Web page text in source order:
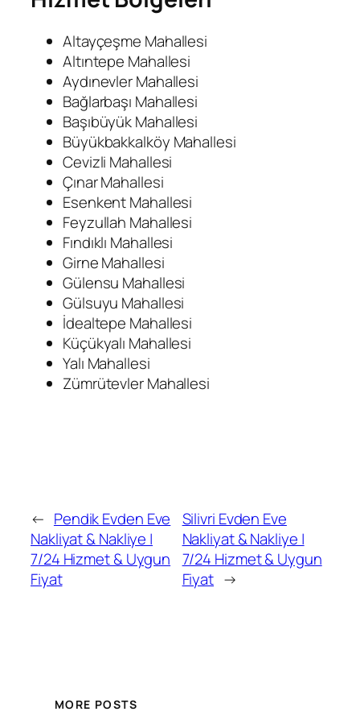
Altayçeşme Mahallesi
Altıntepe Mahallesi
Aydınevler Mahallesi
Bağlarbaşı Mahallesi
Başıbüyük Mahallesi
Büyükbakkalköy Mahallesi
Cevizli Mahallesi
Çınar Mahallesi
Esenkent Mahallesi
Feyzullah Mahallesi
Fındıklı Mahallesi
Girne Mahallesi
Gülensu Mahallesi
Gülsuyu Mahallesi
İdealtepe Mahallesi
Küçükyalı Mahallesi
Yalı Mahallesi
Zümrütevler Mahallesi
← Pendik Evden Eve
Nakliyat & Nakliye |
7/24 Hizmet & Uygun
Fiyat
Silivri Evden Eve
Nakliyat & Nakliye |
7/24 Hizmet & Uygun
Fiyat →
MORE POSTS